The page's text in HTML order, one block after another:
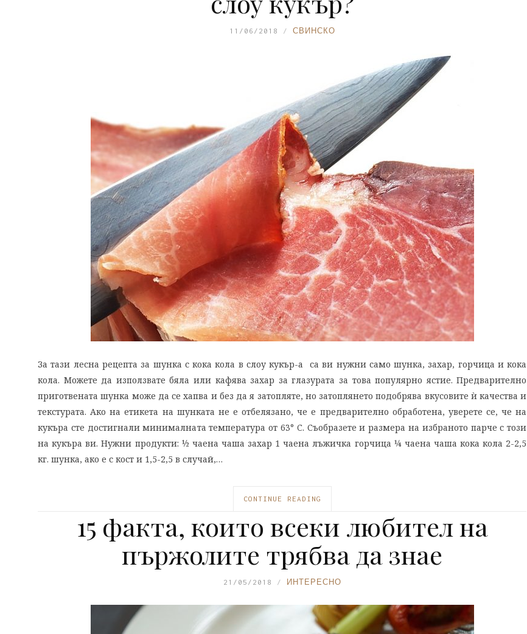
11/06/2018 СВИНСКО
За тази лесна рецепта за шунка с кока кола в слоу кукър-а са ви нужни само шунка, захар, горчица и кока
кола. Можете да използвате бяла или кафява захар за глазурата за това популярно ястие. Предварително
приготвената шунка може да се хапва и без да я затопляте, но затоплянето подобрява вкусовите ѝ качества и
текстурата. Ако на етикета на шунката не е отбелязано, че е предварително обработена, уверете се, че на
кукъра сте достигнали минималната температура от 63° C. Съобразете и размера на избраното парче с този
на кукъра ви. Нужни продукти: ½ чаена чаша захар 1 чаена лъжичка горчица ¼ чаена чаша кока кола 2-2,5
кг. шунка, ако е с кост и 1,5-2,5 в случай,…
CONTINUE READING
15 факта, които всеки любител на
пържолите трябва да знае
21/05/2018 ИНТЕРЕСНО